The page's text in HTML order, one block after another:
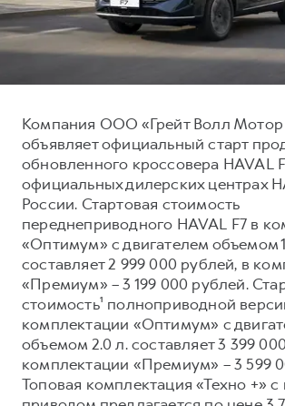
от 2 899 000 ₽
F7X
от 3 599 000 ₽
POER
от 3 449 000 ₽
Тест-драйв
Трейд-ин
Кредитный калькулятор
Страхование
Кредит
КОРПОРАТИВНЫМ
Для малого бизнеса
Корпоративным клиентам
Крупным корпоративным клиентам
Система управления автопарком
СЕРВИСНОЕ
Нулевое ТО
Программа «Помощь на дороге»
Регламенты технического
Электронный ПТС
ПОДДЕРЖКА
GWM Безопасность
Гарантия HAVAL
Мобильное приложение GWM
Программа «HAVAL Защита+»
Руководства по эксплуатации
Подписки
О дилере
Контакты
Компания ООО «Грейт Волл Мотор
объявляет официальный старт
обновленного кроссовера HAVAL
официальных дилерских центрах
России. Стартовая стоимость
переднеприводного HAVAL F7 в
«Оптимум» с двигателем объемом
составляет 2 999 000 рублей, в
«Премиум» – 3 199 000 рублей.
стоимость¹ полноприводной
комплектации «Оптимум» с
объемом 2.0 л. составляет 3 399
комплектации «Премиум» – 3 599
Топовая комплектация «Техно +»